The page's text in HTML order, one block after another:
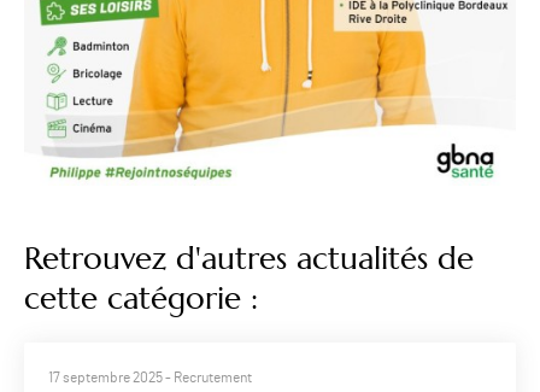
Retrouvez d'autres actualités de
cette catégorie :
17 septembre 2025- Recrutement